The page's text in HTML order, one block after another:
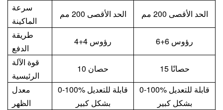
سرعة
الماكينة
الحد الأقصى 200 مم
الحد الأقصى 200 مم
طريقة
الدفع
4+4 رؤوس
6+6 رؤوس
قوة الآلة
الرئيسية
10 حصان
15 حصانًا
معدل
الظهر
0-100% قابلة للتعديل
بشكل كبير
0-100% قابلة للتعديل
بشكل كبير